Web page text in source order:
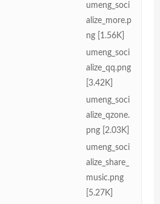
umeng_soci
alize_more.p
ng [1.56K]
umeng_soci
alize_qq.png
[3.42K]
umeng_soci
alize_qzone.
png [2.03K]
umeng_soci
alize_share_
music.png
[5.27K]